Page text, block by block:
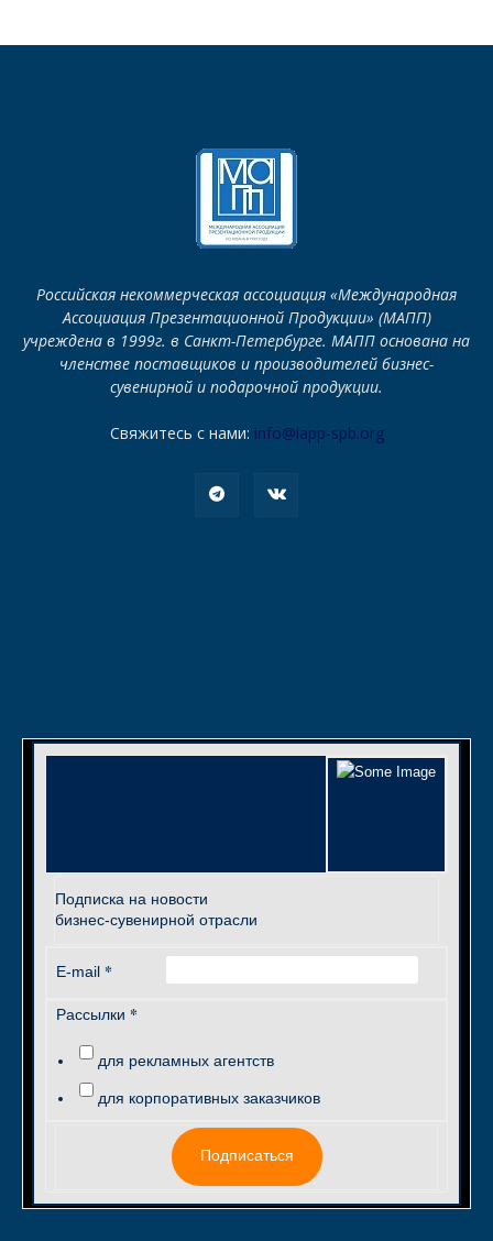
Российская некоммерческая ассоциация «Международная
Ассоциация Презентационной Продукции» (МАПП)
учреждена в 1999г. в Санкт-Петербурге. МАПП основана на
членстве поставщиков и производителей бизнес-
сувенирной и подарочной продукции.
Свяжитесь с нами: info@iapp-spb.org
Подписка на новости
бизнес-сувенирной отрасли
E-mail *
Рассылки *
для рекламных агентств
для корпоративных заказчиков
Подписаться